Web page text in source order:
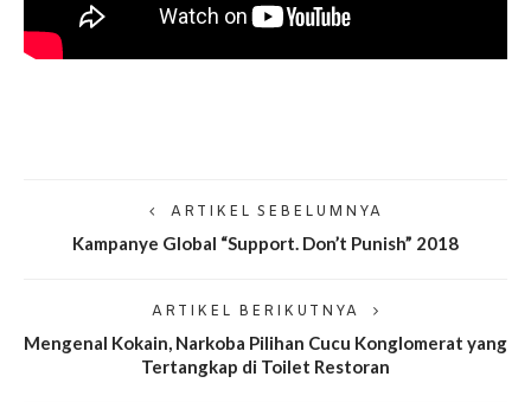
ARTIKEL SEBELUMNYA
Kampanye Global “Support. Don’t Punish” 2018
ARTIKEL BERIKUTNYA
Mengenal Kokain, Narkoba Pilihan Cucu Konglomerat yang
Tertangkap di Toilet Restoran